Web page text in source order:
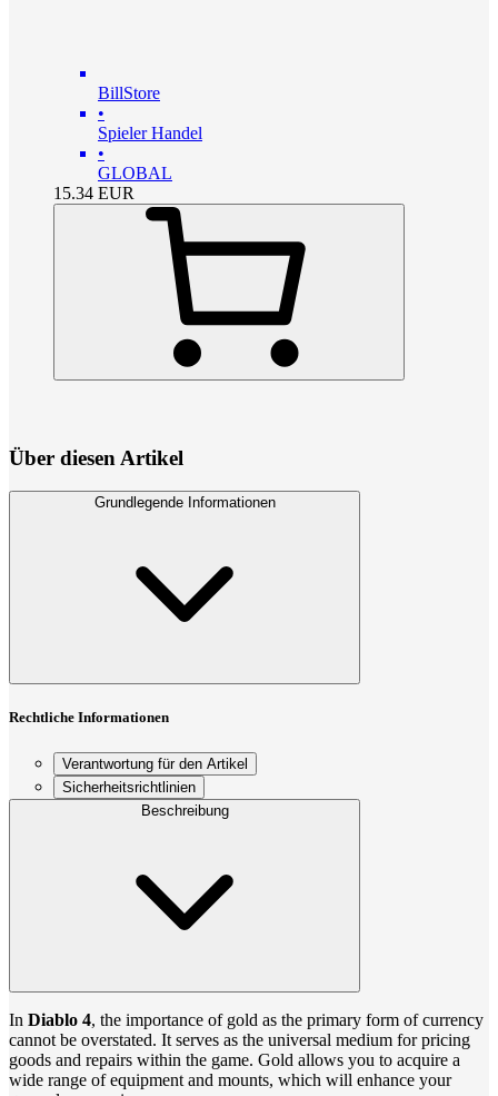
BillStore
•
Spieler Handel
•
GLOBAL
15.34 EUR
Über diesen Artikel
Grundlegende Informationen
Rechtliche Informationen
Verantwortung für den Artikel
Sicherheitsrichtlinien
Beschreibung
In Diablo 4, the importance of gold as the primary form of currency
cannot be overstated. It serves as the universal medium for pricing
goods and repairs within the game. Gold allows you to acquire a
wide range of equipment and mounts, which will enhance your